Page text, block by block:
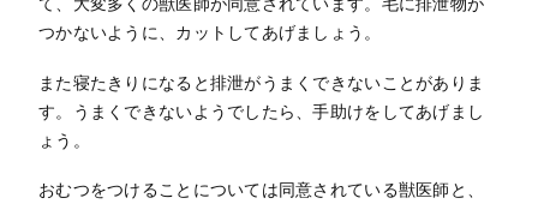
つかないように、カットしてあげましょう。
また寝たきりになると排泄がうまくできないことがありま
す。うまくできないようでしたら、手助けをしてあげまし
ょう。
おむつをつけることについては同意されている獣医師と、